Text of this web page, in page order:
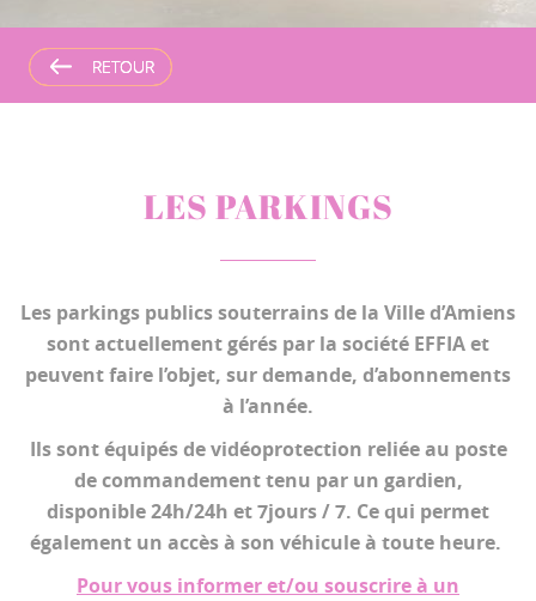
RETOUR
RETOUR
RETOUR
LES PARKINGS
Les parkings publics souterrains de la Ville d’Amiens
sont actuellement gérés par la société EFFIA et
peuvent faire l’objet, sur demande, d’abonnements
à l’année.
Ils sont équipés de vidéoprotection reliée au poste
de commandement tenu par un gardien,
disponible 24h/24h et 7jours / 7. Ce qui permet
également un accès à son véhicule à toute heure.
Pour vous informer et/ou souscrire à un